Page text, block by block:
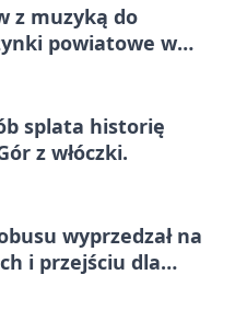
z muzyką do
powiatowe w
splata historię
z włóczki.
wyprzedzał na
i przejściu dla